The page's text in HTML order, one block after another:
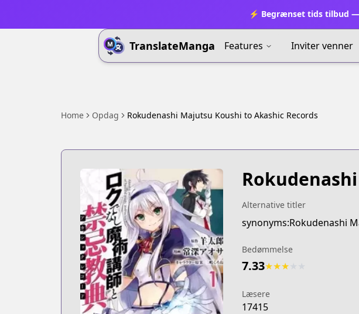
⚡ Begrænset tids tilbud
TranslateManga Features Inviter venner
Home Opdag Rokudenashi Majutsu Koushi to Akashic Records
Alternative titler
synonyms:Rokudenashi
Bedømmelse
7.33★★★
Læsere
17415